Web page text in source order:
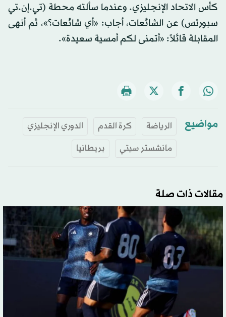
كأس الاتحاد الإنجليزي. وعندما سألته محطة (تي.إن.تي
سبورتس) عن الشائعات، أجاب: «أي شائعات؟»، ثم أنهى
المقابلة قائلاً: «أتمنى لكم أمسية سعيدة».
مواضيع الرياضة كرة القدم
الدوري الإنجليزي
مانشستر سيتي
بريطانيا
مقالات ذات صلة